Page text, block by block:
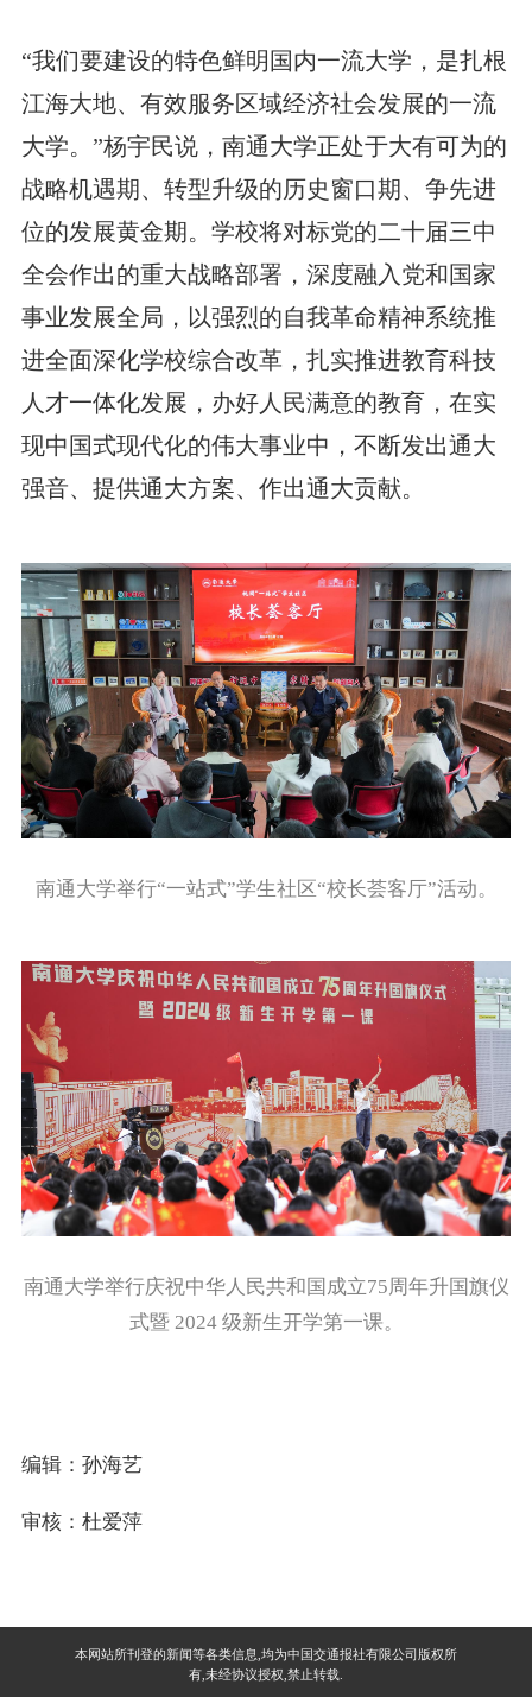
“我们要建设的特色鲜明国内一流大学，是扎根
江海大地、有效服务区域经济社会发展的一流
大学。”杨宇民说，南通大学正处于大有可为的
战略机遇期、转型升级的历史窗口期、争先进
位的发展黄金期。学校将对标党的二十届三中
全会作出的重大战略部署，深度融入党和国家
事业发展全局，以强烈的自我革命精神系统推
进全面深化学校综合改革，扎实推进教育科技
人才一体化发展，办好人民满意的教育，在实
现中国式现代化的伟大事业中，不断发出通大
强音、提供通大方案、作出通大贡献。
南通大学举行“一站式”学生社区“校长荟客厅”活动。
南通大学举行庆祝中华人民共和国成立75周年升国旗仪
式暨 2024 级新生开学第一课。
编辑：孙海艺
审核：杜爱萍
本网站所刊登的新闻等各类信息,均为中国交通报社有限公司版权所
有,未经协议授权,禁止转载.